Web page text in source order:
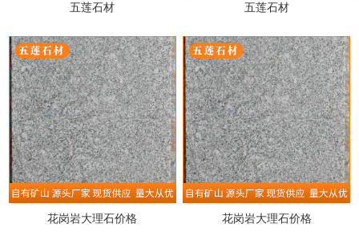
五莲石材 五莲石材
花岗岩大理石价格 花岗岩大理石价格